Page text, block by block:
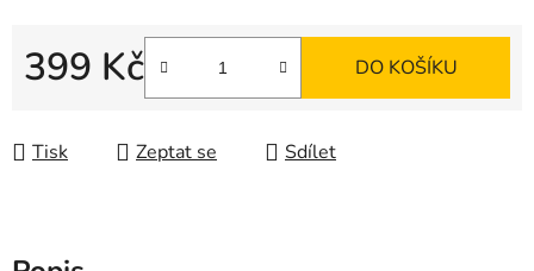
399 Kč DO KOŠÍKU
Tisk Zeptat se Sdílet